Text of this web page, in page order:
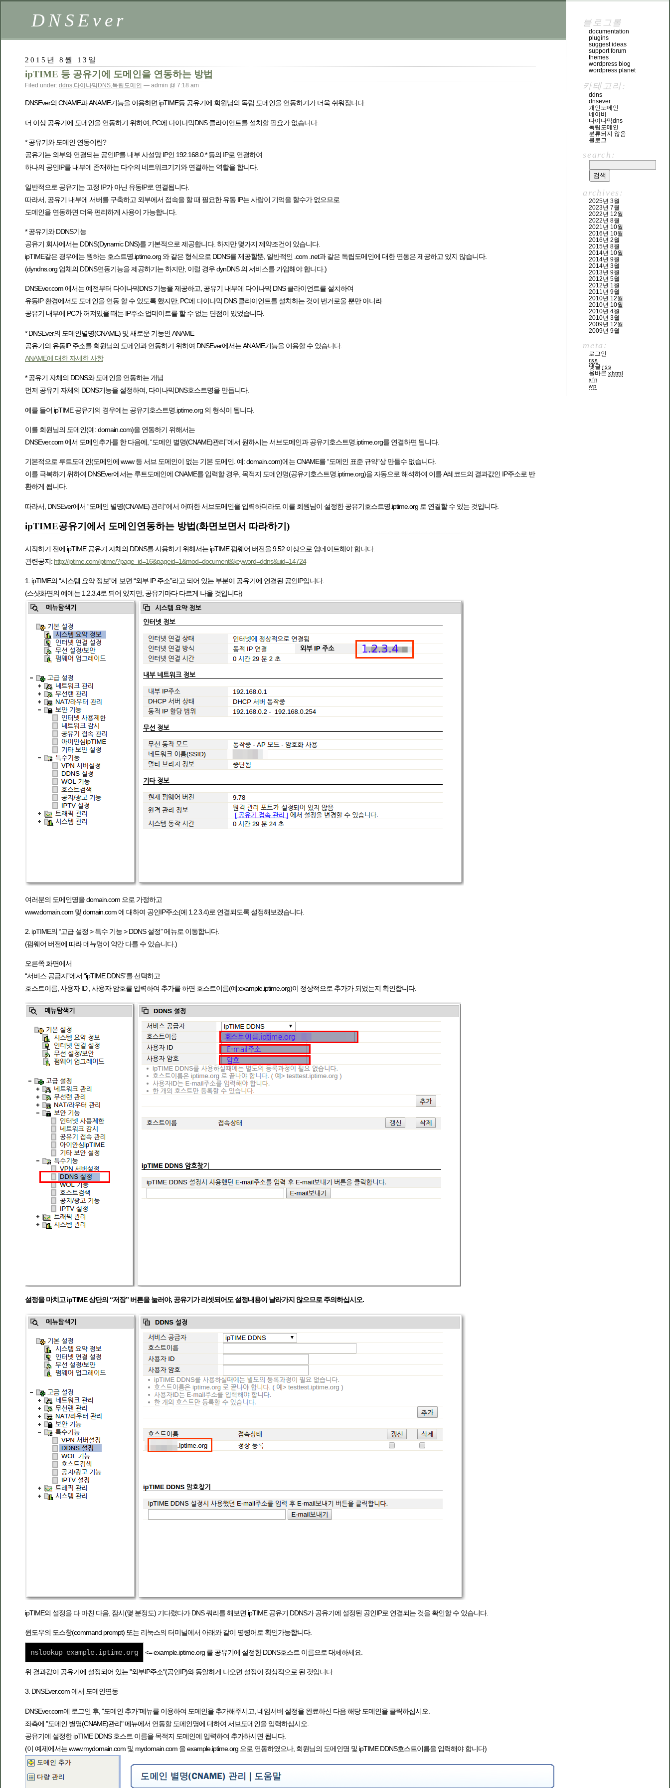
DNSEver
2015년 8월 13일
ipTIME 등 공유기에 도메인을 연동하는 방법
Filed under: ddns,다이나믹DNS,독립도메인 — admin @ 7:18 am
DNSEver의 CNAME과 ANAME기능을 이용하면 ipTIME등 공유기에 회원님의 독립 도메인을 연동하기가 더욱 쉬워집니다.
더 이상 공유기에 도메인을 연동하기 위하여, PC에 다이나믹DNS 클라이언트를 설치할 필요가 없습니다.
* 공유기와 도메인 연동이란?
공유기는 외부와 연결되는 공인IP를 내부 사설망 IP인 192.168.0.* 등의 IP로 연결하여
하나의 공인IP를 내부에 존재하는 다수의 네트워크기기와 연결하는 역할을 합니다.
일반적으로 공유기는 고정 IP가 아닌 유동IP로 연결됩니다.
따라서, 공유기 내부에 서버를 구축하고 외부에서 접속을 할 때 필요한 유동 IP는 사람이 기억을 할수가 없으므로
도메인을 연동하면 더욱 편리하게 사용이 가능합니다.
* 공유기와 DDNS기능
공유기 회사에서는 DDNS(Dynamic DNS)를 기본적으로 제공합니다. 하지만 몇가지 제약조건이 있습니다.
ipTIME같은 경우에는 원하는 호스트명.iptime.org 와 같은 형식으로 DDNS를 제공할뿐, 일반적인 .com .net과 같은 독립도메인에 대한 연동은 제공하고 있지 않습니다.
(dyndns.org 업체의 DDNS연동기능을 제공하기는 하지만, 이럴 경우 dynDNS 의 서비스를 가입해야 합니다.)
DNSEver.com 에서는 예전부터 다이나믹DNS 기능을 제공하고, 공유기 내부에 다이나믹 DNS 클라이언트를 설치하여
유동IP 환경에서도 도메인을 연동 할 수 있도록 했지만, PC에 다이나믹 DNS 클라이언트를 설치하는 것이 번거로울 뿐만 아니라
공유기 내부에 PC가 꺼져있을 때는 IP주소 업데이트를 할 수 없는 단점이 있었습니다.
* DNSEver의 도메인별명(CNAME) 및 새로운 기능인 ANAME
공유기의 유동IP 주소를 회원님의 도메인과 연동하기 위하여 DNSEver에서는 ANAME기능을 이용할 수 있습니다.
ANAME에 대한 자세한 사항
* 공유기 자체의 DDNS와 도메인을 연동하는 개념
먼저 공유기 자체의 DDNS기능을 설정하여, 다이나믹DNS호스트명을 만듭니다.
예를 들어 ipTIME 공유기의 경우에는 공유기호스트명.iptime.org 의 형식이 됩니다.
이를 회원님의 도메인(예: domain.com)을 연동하기 위해서는
DNSEver.com 에서 도메인추가를 한 다음에, “도메인 별명(CNAME)관리”에서 원하시는 서브도메인과 공유기호스트명.iptime.org를 연결하면 됩니다.
기본적으로 루트도메인(도메인에 www 등 서브 도메인이 없는 기본 도메인. 예: domain.com)에는 CNAME를 “도메인 표준 규약”상 만들수 없습니다.
이를 극복하기 위하여 DNSEver에서는 루트도메인에 CNAME를 입력할 경우, 목적지 도메인명(공유기호스트명.iptime.org)을 자동으로 해석하여 이를 A레코드의 결과값인 IP주소로 반
환하게 됩니다.
따라서, DNSEver에서 “도메인 별명(CNAME) 관리”에서 어떠한 서브도메인을 입력하더라도 이를 회원님이 설정한 공유기호스트명.iptime.org 로 연결할 수 있는 것입니다.
ipTIME공유기에서 도메인연동하는 방법(화면보면서 따라하기)
시작하기 전에 ipTIME 공유기 자체의 DDNS를 사용하기 위해서는 ipTIME 펌웨어 버전을 9.52 이상으로 업데이트해야 합니다.
관련공지: http://iptime.com/iptime/?page_id=16&pageid=1&mod=document&keyword=ddns&uid=14724
1. ipTIME의 “시스템 요약 정보”에 보면 “외부 IP 주소”라고 되어 있는 부분이 공유기에 연결된 공인IP입니다.
(스샷화면의 예에는 1.2.3.4로 되어 있지만, 공유기마다 다르게 나올 것입니다)
여러분의 도메인명을 domain.com 으로 가정하고
www.domain.com 및 domain.com 에 대하여 공인IP주소(예 1.2.3.4)로 연결되도록 설정해보겠습니다.
2. ipTIME의 “고급 설정 > 특수 기능 > DDNS 설정” 메뉴로 이동합니다.
(펌웨어 버전에 따라 메뉴명이 약간 다를 수 있습니다.)
오른쪽 화면에서
“서비스 공급자”에서 “ipTIME DDNS”를 선택하고
호스트이름, 사용자 ID , 사용자 암호를 입력하여 추가를 하면 호스트이름(예:example.iptime.org)이 정상적으로 추가가 되었는지 확인합니다.
설정을 마치고 ipTIME 상단의 “저장” 버튼을 눌러야, 공유기가 리셋되어도 설정내용이 날라가지 않으므로 주의하십시오.
ipTIME의 설정을 다 마친 다음, 잠시(몇 분정도) 기다렸다가 DNS 쿼리를 해보면 ipTIME 공유기 DDNS가 공유기에 설정된 공인IP로 연결되는 것을 확인할 수 있습니다.
윈도우의 도스창(command prompt) 또는 리눅스의 터미널에서 아래와 같이 명령어로 확인가능합니다.
nslookup example.iptime.org <= example.iptime.org 를 공유기에 설정한 DDNS호스트 이름으로 대체하세요.
위 결과값이 공유기에 설정되어 있는 "외부IP주소"(공인IP)와 동일하게 나오면 설정이 정상적으로 된 것입니다.
3. DNSEver.com 에서 도메인연동
DNSEver.com에 로그인 후, "도메인 추가"메뉴를 이용하여 도메인을 추가해주시고, 네임서버 설정을 완료하신 다음 해당 도메인을 클릭하십시오.
좌측에 "도메인 별명(CNAME)관리" 메뉴에서 연동할 도메인명에 대하여 서브도메인을 입력하십시오.
공유기에 설정한 ipTIME DDNS 호스트 이름을 목적지 도메인에 입력하여 추가하시면 됩니다.
(이 예제에서는 www.mydomain.com 및 mydomain.com 을 example.iptime.org 으로 연동하였으나, 회원님의 도메인명 및 ipTIME DDNS호스트이름을 입력해야 합니다)
블로그롤
documentation
plugins
suggest ideas
support forum
themes
wordpress blog
wordpress planet
카테고리:
ddns
dnsever
개인도메인
네이버
다이나믹dns
독립도메인
분류되지 않음
블로그
search:
archives:
2025년 3월
2023년 7월
2022년 12월
2022년 8월
2021년 10월
2016년 10월
2016년 2월
2015년 8월
2014년 10월
2014년 9월
2014년 3월
2013년 9월
2012년 5월
2012년 1월
2011년 9월
2010년 12월
2010년 10월
2010년 4월
2010년 3월
2009년 12월
2009년 9월
meta:
로그인
rss
댓글 rss
올바른 xhtml
xfn
wp